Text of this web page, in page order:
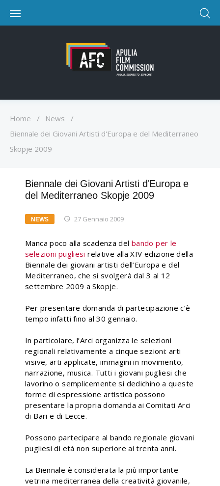
Home / News
/
Biennale dei Giovani Artisti d'Europa e del Mediterraneo
Skopje 2009
Biennale dei Giovani Artisti d'Europa e
del Mediterraneo Skopje 2009
NEWS 27 Gennaio 2009
Manca poco alla scadenza del bando per le
selezioni pugliesi relative alla XIV edizione della
Biennale dei giovani artisti dell’Europa e del
Mediterraneo, che si svolgerà dal 3 al 12
settembre 2009 a Skopje.
Per presentare domanda di partecipazione c’è
tempo infatti fino al 30 gennaio.
In particolare, l’Arci organizza le selezioni
regionali relativamente a cinque sezioni: arti
visive, arti applicate, immagini in movimento,
narrazione, musica. Tutti i giovani pugliesi che
lavorino o semplicemente si dedichino a queste
forme di espressione artistica possono
presentare la propria domanda ai Comitati Arci
di Bari e di Lecce.
Possono partecipare al bando regionale giovani
pugliesi di età non superiore ai trenta anni.
La Biennale è considerata la più importante
vetrina mediterranea della creatività giovanile,